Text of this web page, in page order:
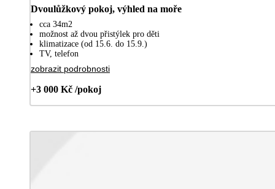
Dvoulůžkový pokoj, výhled na moře
cca 34m2
možnost až dvou přistýlek pro děti
klimatizace (od 15.6. do 15.9.)
TV, telefon
zobrazit podrobnosti
+3 000 Kč /pokoj